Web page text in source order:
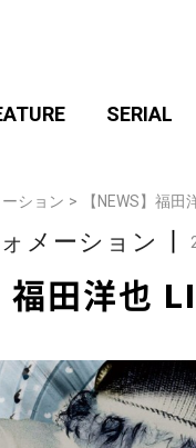
SERIAL
ション > 【NEWS】福
メーション
福田洋也